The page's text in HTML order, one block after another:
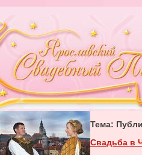
Тема:
Свадьба в